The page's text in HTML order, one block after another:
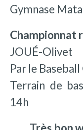
Gymnase
Championnat
JOUÉ-Olivet
Par le
Terrain de
14h